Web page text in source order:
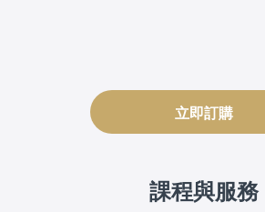
立即訂購
課程與服務